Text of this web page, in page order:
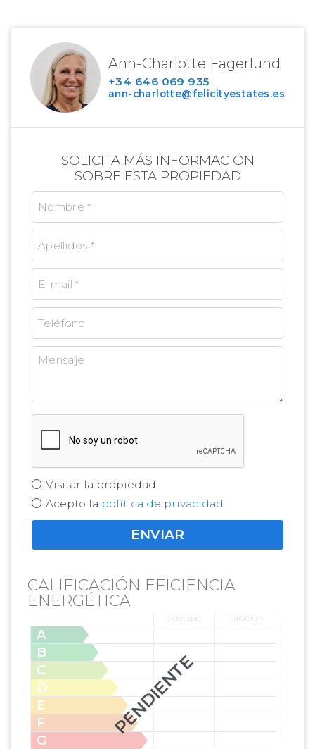
Ann-Charlotte Fagerlund
+34 646 069 935
ann-charlotte@felicityestates.es
SOLICITA MÁS INFORMACIÓN
SOBRE ESTA PROPIEDAD
Visitar la propiedad
Acepto la política de privacidad
CALIFICACIÓN EFICIENCIA
ENERGÉTICA
PENDIENTE
CONSUMO EMISIONES
A
B
C
D
E
F
G